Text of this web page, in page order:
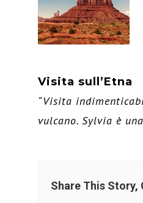
Visita sull’Etna
“Visita
vulcano. Sylvia è
Share This Story,